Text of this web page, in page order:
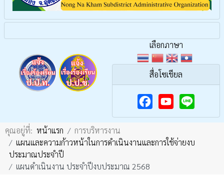
เลือกภาษา
สื่อโซเชียล
F
c
Y
u
คุณอยู่ที่: หน้าแรก
การบริหารงาน
แผนและความก้าวหน้าในการดำเนินงานและการใช้จ่ายงบ
ประมาณประจำปี
เเผนดำเนินงาน ประจำปีงบประมาณ 2568